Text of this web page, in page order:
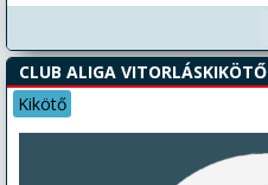
CLUB ALIGA VITORLÁSKIKÖTŐ
Kikötő